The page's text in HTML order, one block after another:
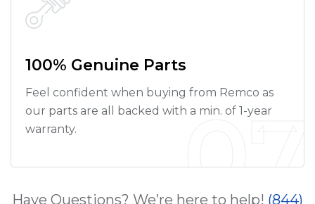
100% Genuine Parts
Feel confident when buying from Remco as
our parts are all backed with a min. of 1-year
warranty.
07
Have Questions? We’re here to help! (844)